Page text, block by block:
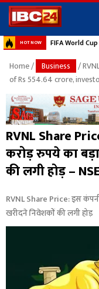
HOT NOW FIFA World
Home/ Business
/
of Rs 554.64 crore,
RVNL Share
करोड़ रुपये का
की लगी होड़ –
RVNL Share Price: इस
खरीदने निवेशकों की लगी होड़